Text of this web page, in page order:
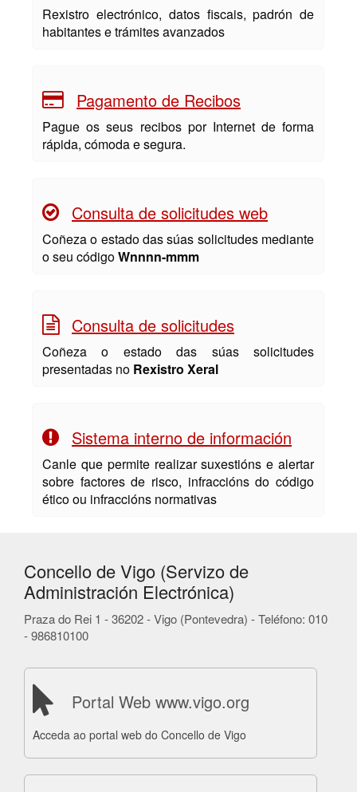
Rexistro electrónico, datos fiscais, padrón de
habitantes e trámites avanzados
Pagamento de Recibos
Pague os seus recibos por Internet de forma
rápida, cómoda e segura.
Consulta de solicitudes web
Coñeza o estado das súas solicitudes mediante
o seu códigoWnnnn-mmm
Consulta de solicitudes
Coñeza o estado das súas solicitudes
presentadas no Rexistro Xeral
Sistema interno de información
Canle que permite realizar suxestións e alertar
sobre factores de risco, infraccións do código
ético ou infraccións normativas
Concello de Vigo (Servizo de
Administración Electrónica)
Praza do Rei 1 - 36202 - Vigo (Pontevedra) - Teléfono: 010
- 986810100
Portal Web www.vigo.org
Acceda ao portal web do Concello de Vigo